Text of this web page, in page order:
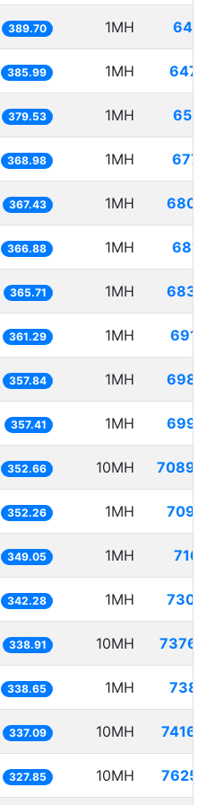
389.70 1MH
385.99 1MH
379.53 1MH
368.98 1MH
367.43 1MH
366.88 1MH
365.71 1MH
361.29 1MH
357.84 1MH
357.41 1MH
352.66 10MH
352.26 1MH
349.05 1MH
342.28 1MH
338.91 10MH
338.65 1MH
337.09 10MH
327.85 10MH